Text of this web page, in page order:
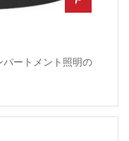
ートメント照明の